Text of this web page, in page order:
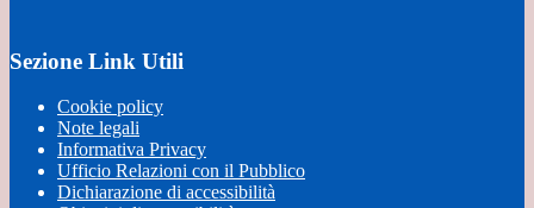
Sezione Link Utili
Cookie policy
Note legali
Informativa Privacy
Ufficio Relazioni con il Pubblico
Dichiarazione di accessibilità